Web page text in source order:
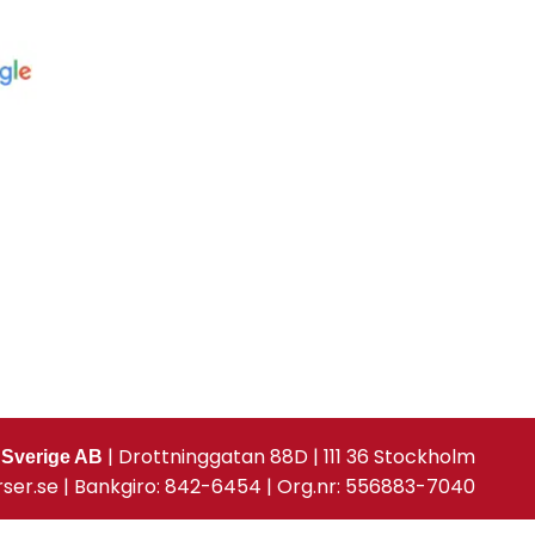
AB | Drottninggatan 88D | 111 36 Stockholm
| Bankgiro: 842-6454 | Org.nr: 556883-7040